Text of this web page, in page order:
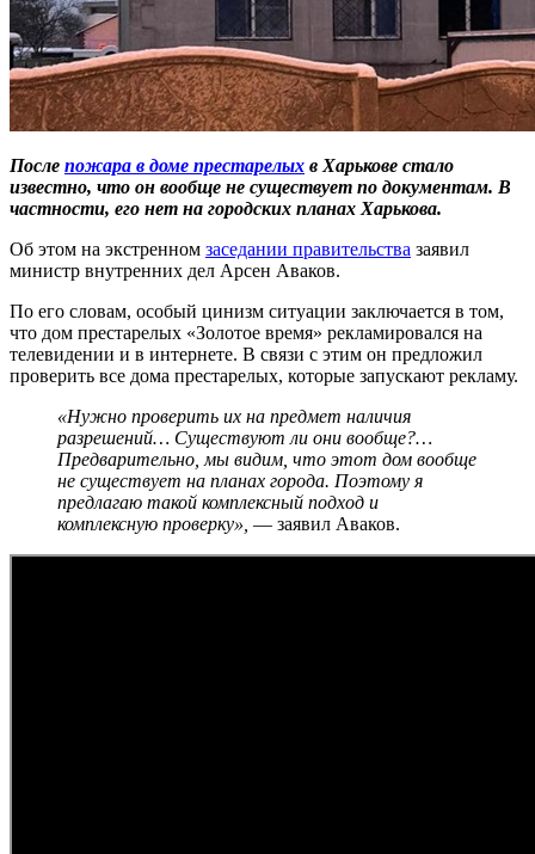
После пожара в доме престарелых в Харькове стало
известно, что он вообще не существует по документам. В
частности, его нет на городских планах Харькова.
Об этом на экстренном заседании правительства заявил
министр внутренних дел Арсен Аваков.
По его словам, особый цинизм ситуации заключается в том,
что дом престарелых «Золотое время» рекламировался на
телевидении и в интернете. В связи с этим он предложил
проверить все дома престарелых, которые запускают рекламу.
«Нужно проверить их на предмет наличия
разрешений… Существуют ли они вообще?…
Предварительно, мы видим, что этот дом вообще
не существует на планах города. Поэтому я
предлагаю такой комплексный подход и
комплексную проверку», — заявил Аваков.